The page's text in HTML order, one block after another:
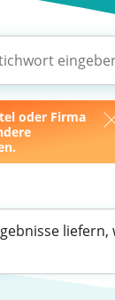
oder Firma